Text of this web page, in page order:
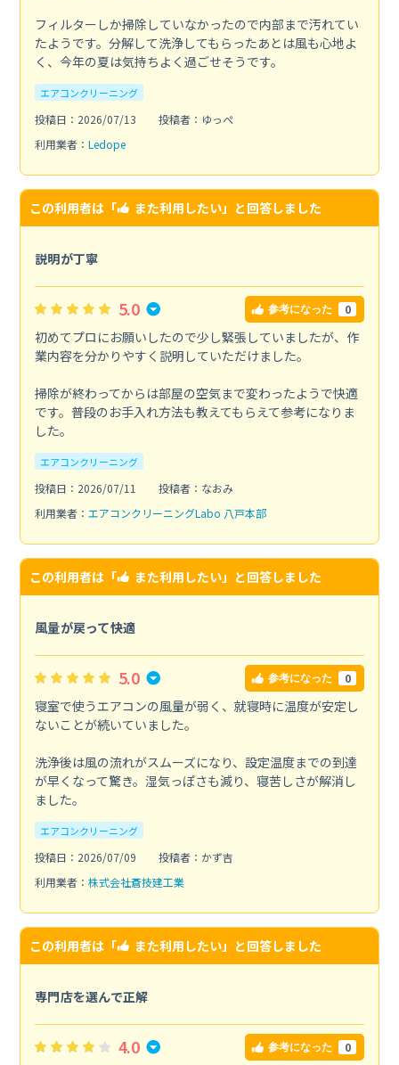
フィルターしか掃除していなかったので内部まで汚れてい
たようです。分解して洗浄してもらったあとは風も心地よ
く、今年の夏は気持ちよく過ごせそうです。
エアコンクリーニング
投稿日：2026/07/13
投稿者：ゆっぺ
利用業者： Ledope
この利用者は「 また利用したい」と回答しました
説明が丁寧
5.0 参考になった 0
初めてプロにお願いしたので少し緊張していましたが、作
業内容を分かりやすく説明していただけました。
掃除が終わってからは部屋の空気まで変わったようで快適
です。普段のお手入れ方法も教えてもらえて参考になりま
した。
エアコンクリーニング
投稿日：2026/07/11
投稿者：なおみ
利用業者： エアコンクリーニングLabo 八戸本部
この利用者は「 また利用したい」と回答しました
風量が戻って快適
5.0 参考になった 0
寝室で使うエアコンの風量が弱く、就寝時に温度が安定し
ないことが続いていました。
洗浄後は風の流れがスムーズになり、設定温度までの到達
が早くなって驚き。湿気っぽさも減り、寝苦しさが解消し
ました。
エアコンクリーニング
投稿日：2026/07/09
投稿者：かず吉
利用業者： 株式会社蒼技建工業
この利用者は「 また利用したい」と回答しました
専門店を選んで正解
4.0 参考になった 0